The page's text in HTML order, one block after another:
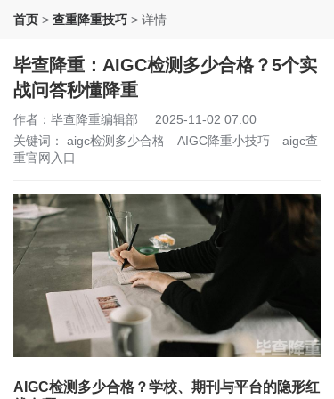
首页 > 查重降重技巧 > 详情
毕查降重：AIGC检测多少合格？5个实
战问答秒懂降重
作者：毕查降重编辑部
2025-11-02 07:00
关键词： aigc检测多少合格 AIGC降重小技巧
aigc查
重官网入口
AIGC检测多少合格？学校、期刊与平台的隐形红